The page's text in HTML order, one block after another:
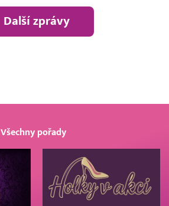
Další zprávy
Všechny pořady